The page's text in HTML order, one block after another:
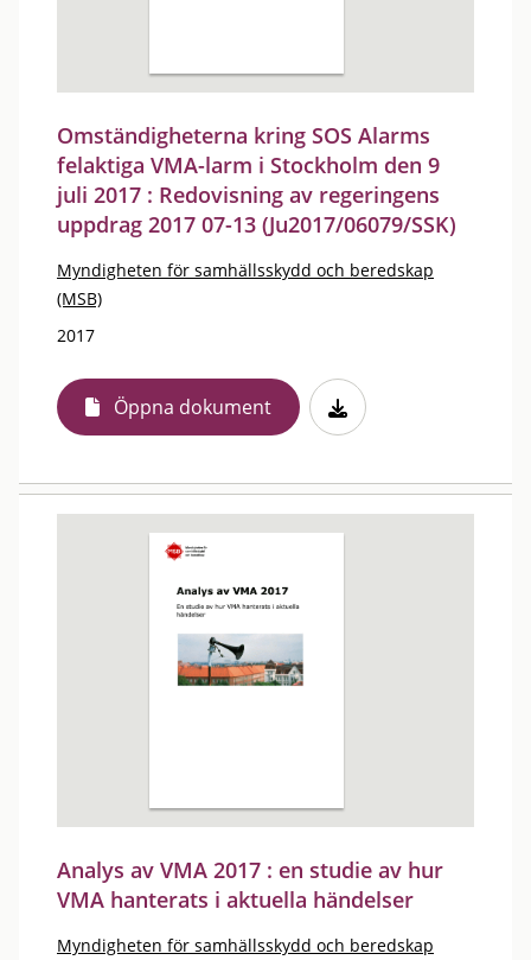
Omständigheterna kring SOS Alarms
felaktiga VMA-larm i Stockholm den 9
juli 2017 : Redovisning av regeringens
uppdrag 2017 07-13 (Ju2017/06079/SSK)
Myndigheten för samhällsskydd och beredskap
(MSB)
2017
Öppna dokument
Analys av VMA 2017 : en studie av hur
VMA hanterats i aktuella händelser
Myndigheten för samhällsskydd och beredskap